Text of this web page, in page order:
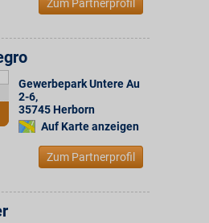
Zum Partnerprofil
Gewerbepark Untere Au
2-6,
35745 Herborn
Auf Karte anzeigen
Zum Partnerprofil